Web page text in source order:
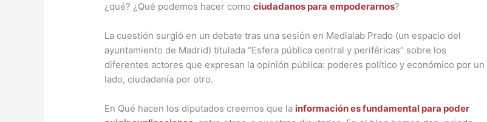
¿qué? ¿Qué podemos hacer comociudadanos para empoderarnos?
La cuestión surgió en un debate tras una sesión en Medialab Prado (un espacio del
ayuntamiento de Madrid) titulada “Esfera pública central y periféricas” sobre los
diferentes actores que expresan la opinión pública: poderes político y económico por un
lado, ciudadanía por otro.
En Qué hacen los diputados creemos que la información es fundamental para poder